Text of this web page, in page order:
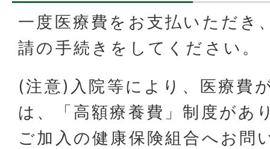
一度医療費をお支払いただき
請の手続きをしてください。
(注意)入院等により、医療費
は、「高額療養費」制度があ
ご加入の健康保険組合へお問